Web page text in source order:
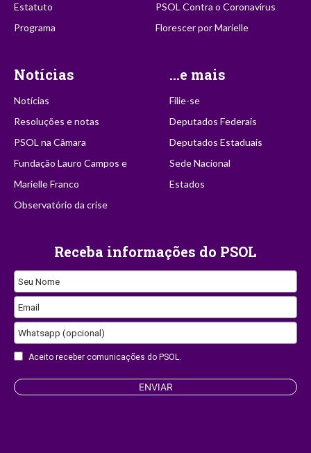
Estatuto
Programa
PSOL Contra o Coronavírus
Florescer por Marielle
Notícias
Notícias
Resoluções e notas
PSOL na Câmara
Fundação Lauro Campos e
Marielle Franco
Observatório da crise
...e mais
Filie-se
Deputados Federais
Deputados Estaduais
Sede Nacional
Estados
Receba informações do PSOL
Seu Nome
Email
Whatsapp (opcional)
Aceito receber comunicações do PSOL.
ENVIAR